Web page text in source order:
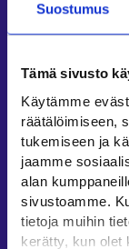
Suostumus
Tämä sivusto
Käytämme
räätälöimiseen,
tukemiseen ja
jaamme
alan
sivustoamme.
tietoja muihin
kerätty, kun olet
Tietoa muilla
Sähköisen
Yritys- ja
Asiointi- ja
Tuki ja palaute